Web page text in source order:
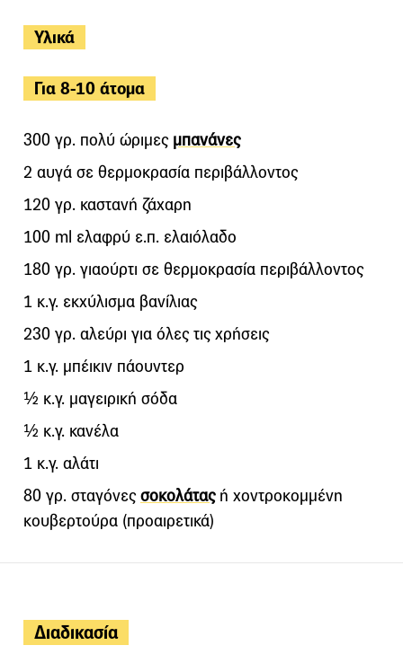
Υλικά
Για 8-10 άτομα
300 γρ. πολύ ώριμες μπανάνες
2 αυγά σε θερμοκρασία περιβάλλοντος
120 γρ. καστανή ζάχαρη
100 ml ελαφρύ ε.π. ελαιόλαδο
180 γρ. γιαούρτι σε θερμοκρασία περιβάλλοντος
1 κ.γ. εκχύλισμα βανίλιας
230 γρ. αλεύρι για όλες τις χρήσεις
1 κ.γ. μπέικιν πάουντερ
½ κ.γ. μαγειρική σόδα
½ κ.γ. κανέλα
1 κ.γ. αλάτι
80 γρ. σταγόνες σοκολάταςή χοντροκομμένη
κουβερτούρα (προαιρετικά)
Διαδικασία